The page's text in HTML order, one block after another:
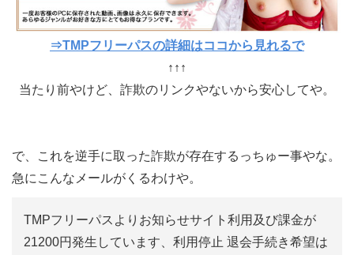
⇒TMPフリーパスの詳細はココから見れるで
↑↑↑
当たり前やけど、詐欺のリンクやないから安心してや。
で、これを逆手に取った詐欺が存在するっちゅー事やな。
急にこんなメールがくるわけや。
TMPフリーパスよりお知らせサイト利用及び課金が
21200円発生しています、利用停止 退会手続き希望は